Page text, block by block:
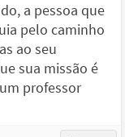
a pessoa que
pelo caminho
ao seu
sua missão é
professor